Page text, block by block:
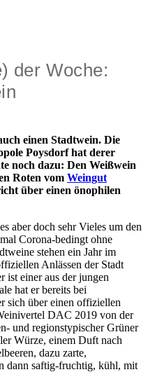
der Woche:
einen Stadtwein. Die
Poysdorf hat derer
noch dazu: Den Weißwein
Roten vom Weingut
über einen önophilen
aber doch sehr Vieles um den
Corona-bedingt ohne
stehen ein Jahr im
Anlässen der Stadt
ist einer aus der jungen
hat er bereits bei
sich über einen offiziellen
DAC 2019 von der
und regionstypischer Grüner
Würze, einem Duft nach
dazu zarte,
dann saftig-fruchtig, kühl, mit